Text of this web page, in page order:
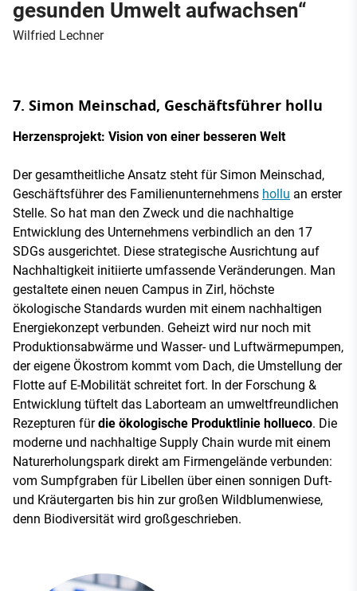
gesunden Umwelt aufwachsen“
Wilfried Lechner
7. Simon Meinschad, Geschäftsführer hollu
Herzensprojekt: Vision von einer besseren Welt
Der gesamtheitliche Ansatz steht für Simon Meinschad,
Geschäftsführer des Familienunternehmens hollu an erster
Stelle. So hat man den Zweck und die nachhaltige
Entwicklung des Unternehmens verbindlich an den 17
SDGs ausgerichtet. Diese strategische Ausrichtung auf
Nachhaltigkeit initiierte umfassende Veränderungen. Man
gestaltete einen neuen Campus in Zirl, höchste
ökologische Standards wurden mit einem nachhaltigen
Energiekonzept verbunden. Geheizt wird nur noch mit
Produktionsabwärme und Wasser- und Luftwärmepumpen,
der eigene Ökostrom kommt vom Dach, die Umstellung der
Flotte auf E-Mobilität schreitet fort. In der Forschung &
Entwicklung tüftelt das Laborteam an umweltfreundlichen
Rezepturen fürdie ökologische Produktlinie hollueco. Die
moderne und nachhaltige Supply Chain wurde mit einem
Naturerholungspark direkt am Firmengelände verbunden:
vom Sumpfgraben für Libellen über einen sonnigen Duft-
und Kräutergarten bis hin zur großen Wildblumenwiese,
denn Biodiversität wird großgeschrieben.